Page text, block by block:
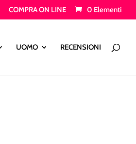
COMPRA ON LINE 0 Elementi
UOMO RECENSIONI